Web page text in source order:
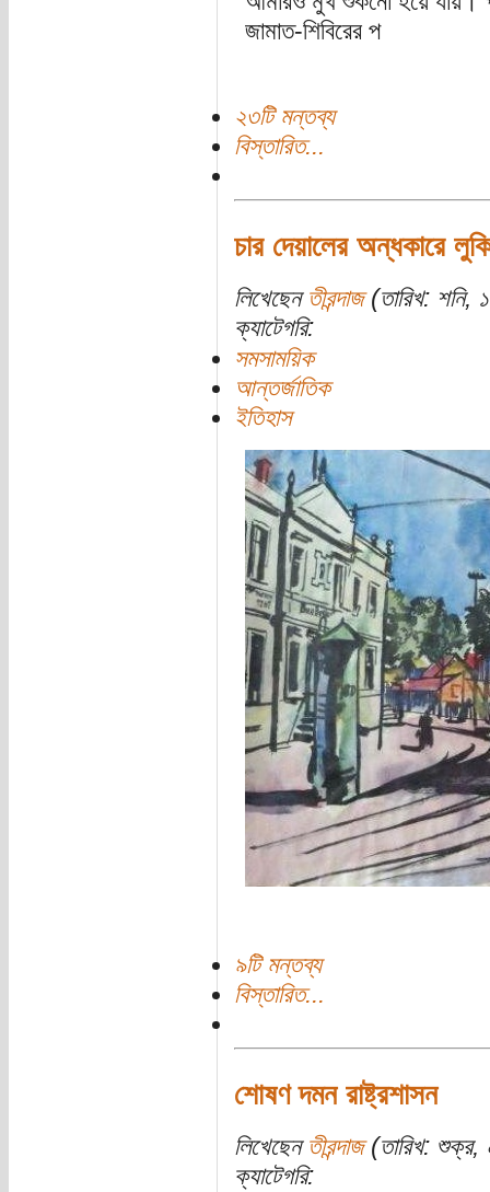
জামাত-শিবিরের প
২৩টি মন্তব্য
বিস্তারিত...
চার দেয়ালের অন্ধকারে
লিখেছেন তীরন্দাজ(তারিখ: শনি,
ক্যাটেগরি:
সমসাময়িক
আন্তর্জাতিক
ইতিহাস
৯টি মন্তব্য
বিস্তারিত...
শোষণ দমন রাষ্ট্রশাসন
লিখেছেন তীরন্দাজ(তারিখ: শুক্র,
ক্যাটেগরি: